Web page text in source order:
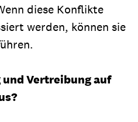
diese Konflikte
werden, können sie
Vertreibung auf